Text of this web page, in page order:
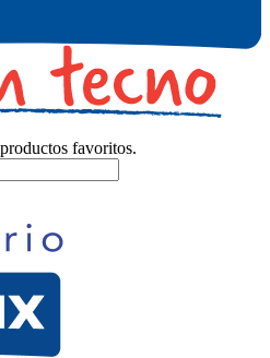
favoritos.